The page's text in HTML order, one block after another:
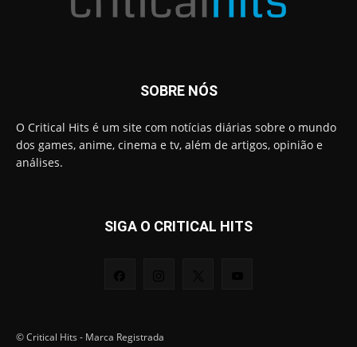
SOBRE NÓS
O Critical Hits é um site com notícias diárias sobre o mundo
dos games, anime, cinema e tv, além de artigos, opinião e
análises.
SIGA O CRITICAL HITS
© Critical Hits - Marca Registrada